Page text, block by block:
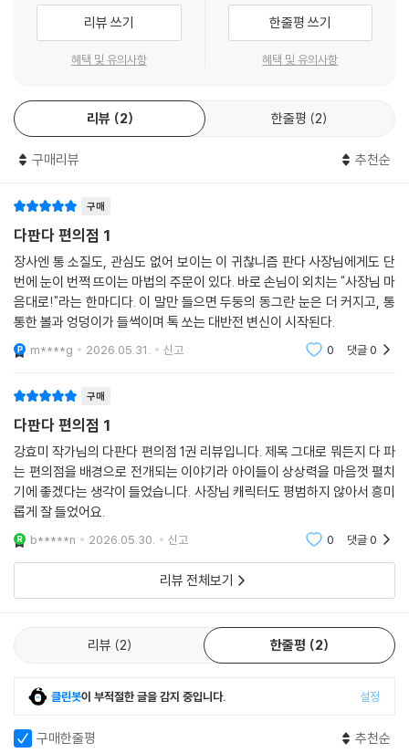
인지 사탕! 그런데 이 사탕 때문에 두둥이가 아주 곤란해졌어요. 어쩌면 세
가지 규칙을 어기게 될지도 모른다네요. 알록달록 체인지 사탕 때문에 벌
어지는 우당탕탕 신비로운 소동 속으로 떠나 볼까요?
□ 다판다 편의점에 놀러 온 첫 번째 손님은?
신나는 판다와 뻔뻔한 어린이의 만남!
둥실초 아이들은 다 알고 있어요. 다판다 편의점 사장님은 너무 느리다는
죠. 그런 다판다 편의점에 오늘 첫 번째 손님이 들어왔어요. 머리는 꼬불꼬
불, 오른쪽 뺨이랑 양쪽 다리엔 반창고가 덕지덕지, 축구화를 신고 축구공
을 든 주근깨투성이 남자아이. 이 아이는 만재예요, 오만재! 할아버지가 천
재보다 더 똑똑해지라고 만재라고 지어 주셨대요. 실은 만재는 둥실초 최
고의 말썽꾸러기예요. 그런 만재가 등교 시간이 지나도록 편의점에서 꾸물
거리고 있어요.
낮잠이 자고 싶어 만재가 나가기만을 기다리던 두둥은 이게 맛있어요, 저
다란 두둥의 머리는 꾸벅, 입에서는 침이 주르륵, 코 고는 소리는 드르렁.
그런데 이런 두둥을 변화시키는 마법의 문장을 만재가 자기도 모르게 내뱉
었어요. “아무거나 하나만 골라 주세요. 사장님 마음대로요!” 그러자 두둥
과 다판다 편의점의 놀라운 비밀이 드러나기 시작하죠!
두둥이 가지고 있는 능력도, 편의점을 연 이유도 아직은 다 알 수 없어요.
하지만 이거 하나는 분명해요. 두둥은 놀기 좋아하는 느림보 판다지만 누
나는 판다로 바뀐다는 점요. 두둥과 만난 만재도 마찬가지예요. 학교 제일
의 말썽꾸러기답게 만재는 체인지 사탕을 사서 하루 종일 장난을 치지만,
자신이 잘못한 행동에 책임질 줄도 아는 단단한 어린이로 바뀌어 가요. 변
신은 두둥과 만재 모두의 것인 셈이지요.
따뜻하고 유머러스한 이야기 속에 그저 장난을 치고 싶은 어린이의 모습
을, 그러면서도 스스로의 행동을 돌아볼 줄 아는 어린이 본연의 힘을 섬세
하게 묘사한 강효미 작가의 글과, 글에서 표현된 다판다 편의점 세계관을
리뷰 쓰기
혜택 및 유의사항
한줄평 쓰기
혜택 및 유의사항
리뷰 2 한줄평 2
구매리뷰 추천순
구매
다판다 편의점 1
장사엔 통 소질도, 관심도 없어 보이는 이 귀찮니즘 판다 사장님에게도 단
번에 눈이 번쩍 뜨이는 마법의 주문이 있다. 바로 손님이 외치는 "사장님 마
음대로!"라는 한마디다. 이 말만 들으면 두둥의 동그란 눈은 더 커지고, 통
통한 볼과 엉덩이가 들썩이며 톡 쏘는 대반전 변신이 시작된다.
m****g 2026.05.31. 신고 0 댓글0
구매
다판다 편의점 1
강효미 작가님의 다판다 편의점 1권 리뷰입니다. 제목 그대로 뭐든지 다 파
는 편의점을 배경으로 전개되는 이야기라 아이들이 상상력을 마음껏 펼치
기에 좋겠다는 생각이 들었습니다. 사장님 캐릭터도 평범하지 않아서 흥미
롭게 잘 들었어요.
b*****n 2026.05.30. 신고 0 댓글0
리뷰 전체보기
리뷰 2 한줄평 2
클린봇이 부적절한 글을 감지 중입니다. 설정
구매한줄평 추천순